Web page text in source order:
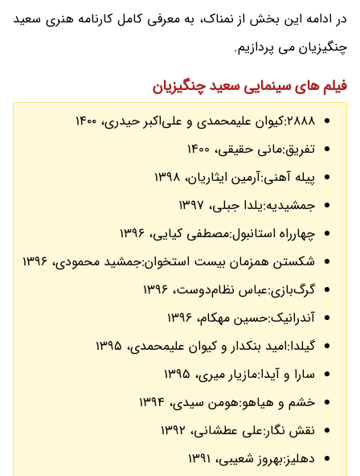
در ادامه این بخش از نمناک، به معرفی کامل کارنامه هنری سعید
چنگیزیان می پردازیم.
فیلم های سینمایی سعید چنگیزیان
2888:کیوان علیمحمدی و علی‌اکبر حیدری، 14٠٠
تفریق:مانی حقیقی، 1400
پیله آهنی:آرمین ایثاریان، 1398
جمشیدیه:یلدا جبلی، ١٣٩٧
چهارراه استانبول:مصطفی کیایی، 1396
شکستن همزمان بیست استخوان:جمشید محمودی، 1396
گرگ‌بازی:عباس نظام‌دوست، 1396
آندرانیک:حسین مهکام، 1396
گیلدا:امید بنکدار و کیوان علیمحمدی، 1395
سارا و آیدا:مازیار میری، 1395
خشم و هیاهو:هومن سیدی، 1394
نقش نگار:علی عطشانی، 1392
دهلیز:بهروز شعیبی، 1391